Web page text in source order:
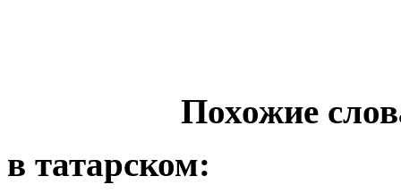
Похожие
в татарском: